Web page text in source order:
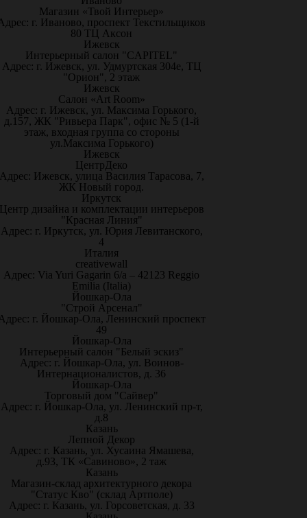
Магазин «Твой Интерьер»
г. Иваново, проспект Текстильщиков
80 ТЦ Аксон
Ижевск
Интерьерный салон "CAPITEL"
Адрес: г. Ижевск, ул. Удмуртская 304е, ТЦ
"Орион", 2 этаж
Ижевск
Салон «Art Room»
Адрес: г. Ижевск, ул. Максима Горького,
д.157, ЖК "Ривьера Парк", офис № 5 (1-й
этаж, входная группа со стороны
ул.Максима Горького)
Ижевск
ЦентрДеко
Ижевск, улица Василия Тарасова, 7,
ЖК Новый город.
Иркутск
дизайна и комплектации интерьеров
"Красная Линия"
Адрес: г. Иркутск, ул. Юрия Левитанского,
4
Италия
creativewall
Адрес: Via Yuri Gagarin 6/a – 42123 Reggio
Emilia (Italia)
Йошкар-Ола
"Строй Арсенал"
г. Йошкар-Ола, Ленинский проспект
49
Йошкар-Ола
Интерьерный салон "Белый эскиз"
Адрес: г. Йошкар-Ола, ул. Воинов-
Интернационалистов, д. 36
Йошкар-Ола
Торговый дом "Сайвер"
Адрес: г. Йошкар-Ола, ул. Ленинский пр-т,
д.8
Казань
Лепной Декор
Адрес: г. Казань, ул. Хусаина Ямашева,
д.93, ТК «Савиново», 2 таж
Казань
Магазин-склад архитектурного декора
"Статус Кво" (склад Артполе)
Адрес: г. Казань, ул. Горсоветская, д. 33